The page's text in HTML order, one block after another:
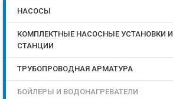
НАСОСЫ
КОМПЛЕКТНЫЕ НАСОСНЫЕ УСТАНОВКИ И
СТАНЦИИ
ТРУБОПРОВОДНАЯ АРМАТУРА
БОЙЛЕРЫ И ВОДОНАГРЕВАТЕЛИ